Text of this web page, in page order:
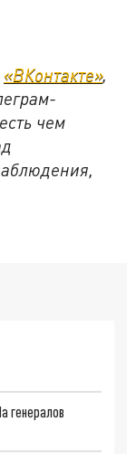
«ВКонтакте»,
чем
генералов